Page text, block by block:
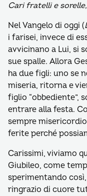
Cari fratelli e
Nel Vangelo di oggi (
i farisei, invece di
avvicinano a Lui, si
sue spalle. Allora
ha due figli: uno se
miseria, ritorna e
figlio “obbediente”,
entrare alla festa.
sempre
ferite perché
Carissimi, viviamo
Giubileo, come
sperimentando
ringrazio di cuore